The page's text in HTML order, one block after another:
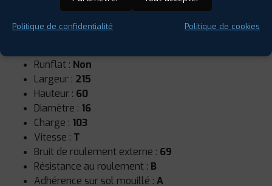
Runflat : Non
Largeur : 215
Hauteur : 60
Diamètre : 16
Charge : 103
Vitesse : T
Bruit de roulement externe : 69
Résistance au roulement : B
Adhérence sur sol mouillé : A
Politique de confidentialité Politique de cookies